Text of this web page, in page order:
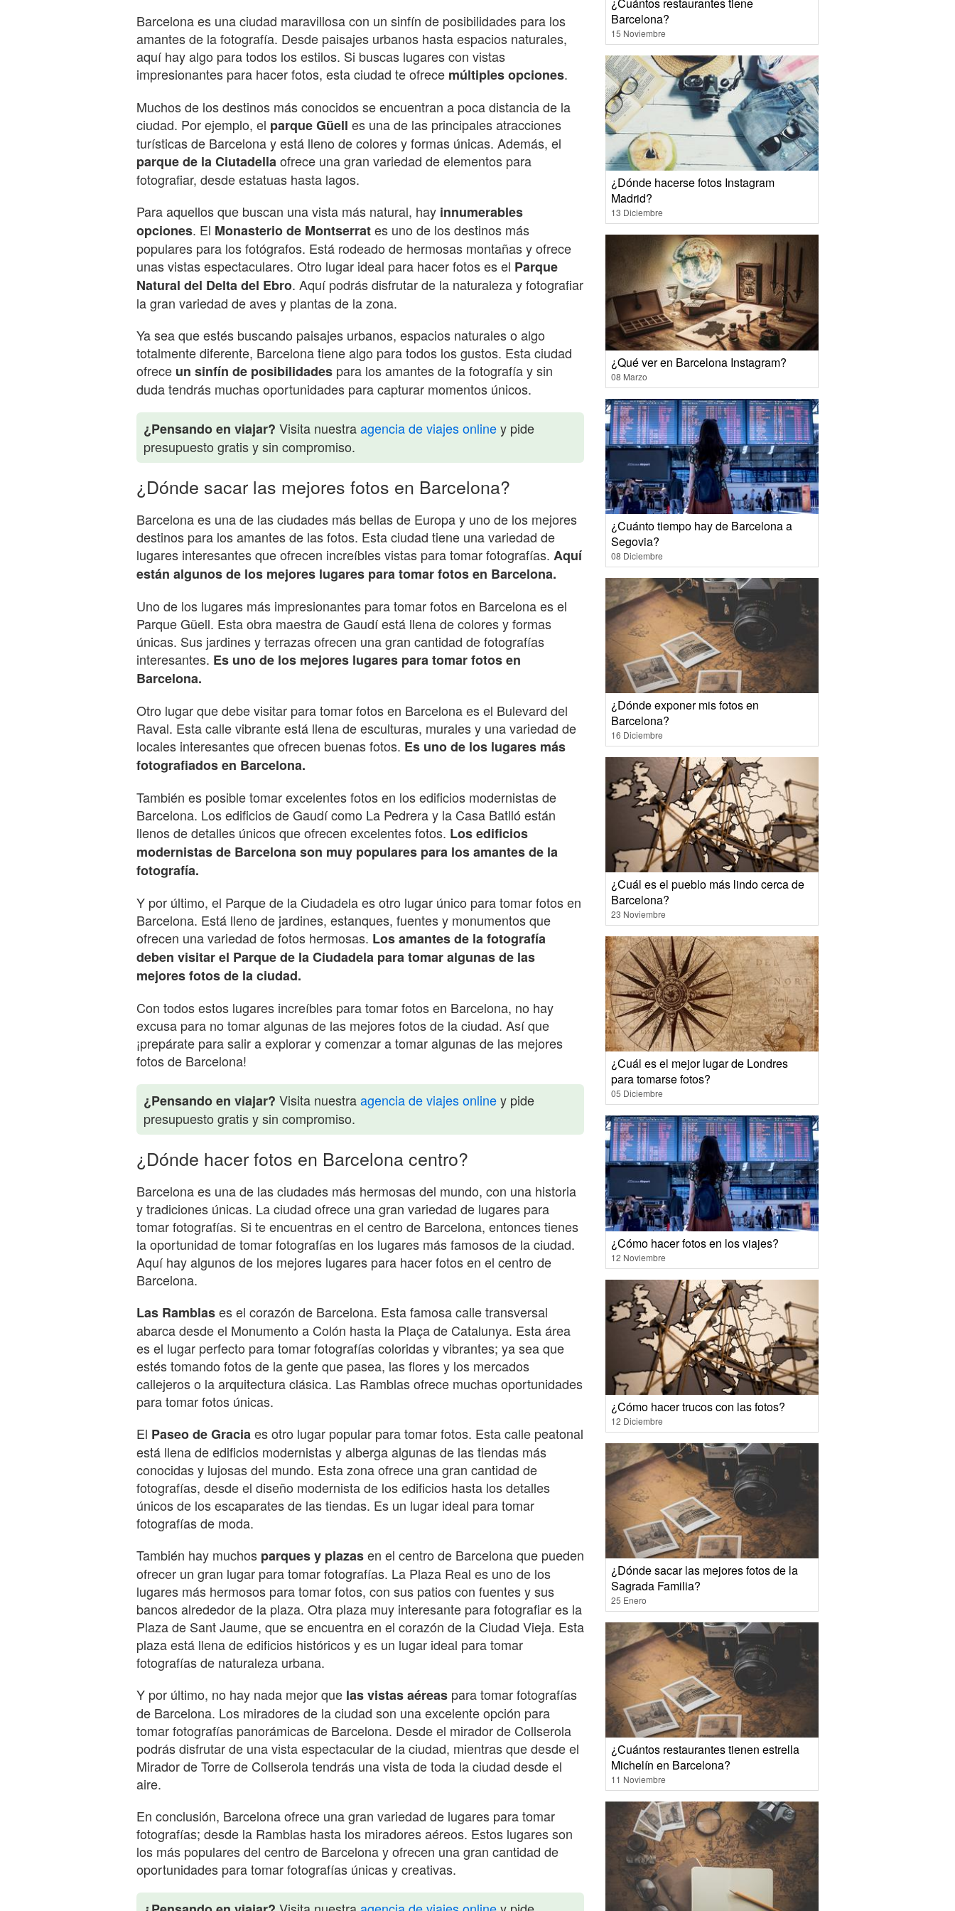
Barcelona es una ciudad maravillosa con un sinfín de posibilidades para los
amantes de la fotografía. Desde paisajes urbanos hasta espacios naturales,
aquí hay algo para todos los estilos. Si buscas lugares con vistas
impresionantes para hacer fotos, esta ciudad te ofrece múltiples opciones.
Muchos de los destinos más conocidos se encuentran a poca distancia de la
ciudad. Por ejemplo, el parque Güell es una de las principales atracciones
turísticas de Barcelona y está lleno de colores y formas únicas. Además, el
parque de la Ciutadellaofrece una gran variedad de elementos para
fotografiar, desde estatuas hasta lagos.
Para aquellos que buscan una vista más natural, hay innumerables
opciones. El Monasterio de Montserrates uno de los destinos más
populares para los fotógrafos. Está rodeado de hermosas montañas y ofrece
unas vistas espectaculares. Otro lugar ideal para hacer fotos es el Parque
Natural del Delta del Ebro. Aquí podrás disfrutar de la naturaleza y fotografiar
la gran variedad de aves y plantas de la zona.
Ya sea que estés buscando paisajes urbanos, espacios naturales o algo
totalmente diferente, Barcelona tiene algo para todos los gustos. Esta ciudad
ofrece un sinfín de posibilidades para los amantes de la fotografía y sin
duda tendrás muchas oportunidades para capturar momentos únicos.
¿Pensando en viajar? Visita nuestraagencia de viajes onliney pide
presupuesto gratis y sin compromiso.
¿Dónde sacar las mejores fotos en Barcelona?
Barcelona es una de las ciudades más bellas de Europa y uno de los mejores
destinos para los amantes de las fotos. Esta ciudad tiene una variedad de
lugares interesantes que ofrecen increíbles vistas para tomar fotografías. Aquí
están algunos de los mejores lugares para tomar fotos en Barcelona.
Uno de los lugares más impresionantes para tomar fotos en Barcelona es el
Parque Güell. Esta obra maestra de Gaudí está llena de colores y formas
únicas. Sus jardines y terrazas ofrecen una gran cantidad de fotografías
interesantes. Es uno de los mejores lugares para tomar fotos en
Barcelona.
Otro lugar que debe visitar para tomar fotos en Barcelona es el Bulevard del
Raval. Esta calle vibrante está llena de esculturas, murales y una variedad de
locales interesantes que ofrecen buenas fotos. Es uno de los lugares más
fotografiados en Barcelona.
También es posible tomar excelentes fotos en los edificios modernistas de
Barcelona. Los edificios de Gaudí como La Pedrera y la Casa Batlló están
llenos de detalles únicos que ofrecen excelentes fotos. Los edificios
modernistas de Barcelona son muy populares para los amantes de la
fotografía.
Y por último, el Parque de la Ciudadela es otro lugar único para tomar fotos en
Barcelona. Está lleno de jardines, estanques, fuentes y monumentos que
ofrecen una variedad de fotos hermosas. Los amantes de la fotografía
deben visitar el Parque de la Ciudadela para tomar algunas de las
mejores fotos de la ciudad.
Con todos estos lugares increíbles para tomar fotos en Barcelona, no hay
excusa para no tomar algunas de las mejores fotos de la ciudad. Así que
¡prepárate para salir a explorar y comenzar a tomar algunas de las mejores
fotos de Barcelona!
¿Pensando en viajar? Visita nuestraagencia de viajes onliney pide
presupuesto gratis y sin compromiso.
¿Dónde hacer fotos en Barcelona centro?
Barcelona es una de las ciudades más hermosas del mundo, con una historia
y tradiciones únicas. La ciudad ofrece una gran variedad de lugares para
tomar fotografías. Si te encuentras en el centro de Barcelona, entonces tienes
la oportunidad de tomar fotografías en los lugares más famosos de la ciudad.
Aquí hay algunos de los mejores lugares para hacer fotos en el centro de
Barcelona.
Las Ramblases el corazón de Barcelona. Esta famosa calle transversal
abarca desde el Monumento a Colón hasta la Plaça de Catalunya. Esta área
es el lugar perfecto para tomar fotografías coloridas y vibrantes; ya sea que
estés tomando fotos de la gente que pasea, las flores y los mercados
callejeros o la arquitectura clásica. Las Ramblas ofrece muchas oportunidades
para tomar fotos únicas.
El Paseo de Graciaes otro lugar popular para tomar fotos. Esta calle peatonal
está llena de edificios modernistas y alberga algunas de las tiendas más
conocidas y lujosas del mundo. Esta zona ofrece una gran cantidad de
fotografías, desde el diseño modernista de los edificios hasta los detalles
únicos de los escaparates de las tiendas. Es un lugar ideal para tomar
fotografías de moda.
También hay muchos parques y plazasen el centro de Barcelona que pueden
ofrecer un gran lugar para tomar fotografías. La Plaza Real es uno de los
lugares más hermosos para tomar fotos, con sus patios con fuentes y sus
bancos alrededor de la plaza. Otra plaza muy interesante para fotografiar es la
Plaza de Sant Jaume, que se encuentra en el corazón de la Ciudad Vieja. Esta
plaza está llena de edificios históricos y es un lugar ideal para tomar
fotografías de naturaleza urbana.
Y por último, no hay nada mejor que las vistas aéreas para tomar fotografías
de Barcelona. Los miradores de la ciudad son una excelente opción para
tomar fotografías panorámicas de Barcelona. Desde el mirador de Collserola
podrás disfrutar de una vista espectacular de la ciudad, mientras que desde el
Mirador de Torre de Collserola tendrás una vista de toda la ciudad desde el
aire.
En conclusión, Barcelona ofrece una gran variedad de lugares para tomar
fotografías; desde la Ramblas hasta los miradores aéreos. Estos lugares son
los más populares del centro de Barcelona y ofrecen una gran cantidad de
oportunidades para tomar fotografías únicas y creativas.
Barcelona?
15 Noviembre
¿Dónde hacerse fotos Instagram
Madrid?
13 Diciembre
¿Qué ver en Barcelona Instagram?
08 Marzo
¿Cuánto tiempo hay de Barcelona a
Segovia?
08 Diciembre
¿Dónde exponer mis fotos en
Barcelona?
16 Diciembre
¿Cuál es el pueblo más lindo cerca de
Barcelona?
23 Noviembre
¿Cuál es el mejor lugar de Londres
para tomarse fotos?
05 Diciembre
¿Cómo hacer fotos en los viajes?
12 Noviembre
¿Cómo hacer trucos con las fotos?
12 Diciembre
¿Dónde sacar las mejores fotos de la
Sagrada Familia?
25 Enero
¿Cuántos restaurantes tienen estrella
Michelín en Barcelona?
11 Noviembre